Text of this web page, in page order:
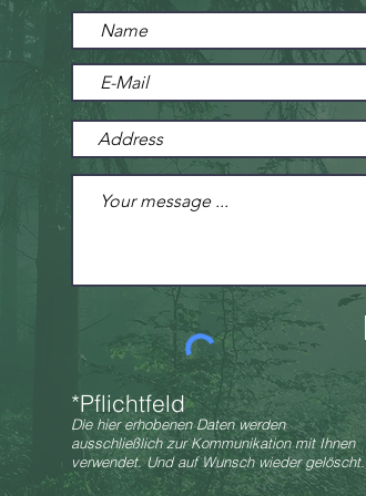
*Pflichtfeld
Die hier erhobenen Daten werden
ausschließlich zur Kommunikation mit Ihnen
verwendet. Und auf Wunsch wieder gelöscht.